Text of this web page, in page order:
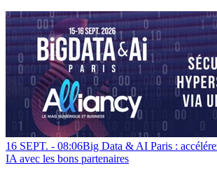
16 SEPT. - 08:06Big Data & AI Paris :
IA avec les bons partenaires